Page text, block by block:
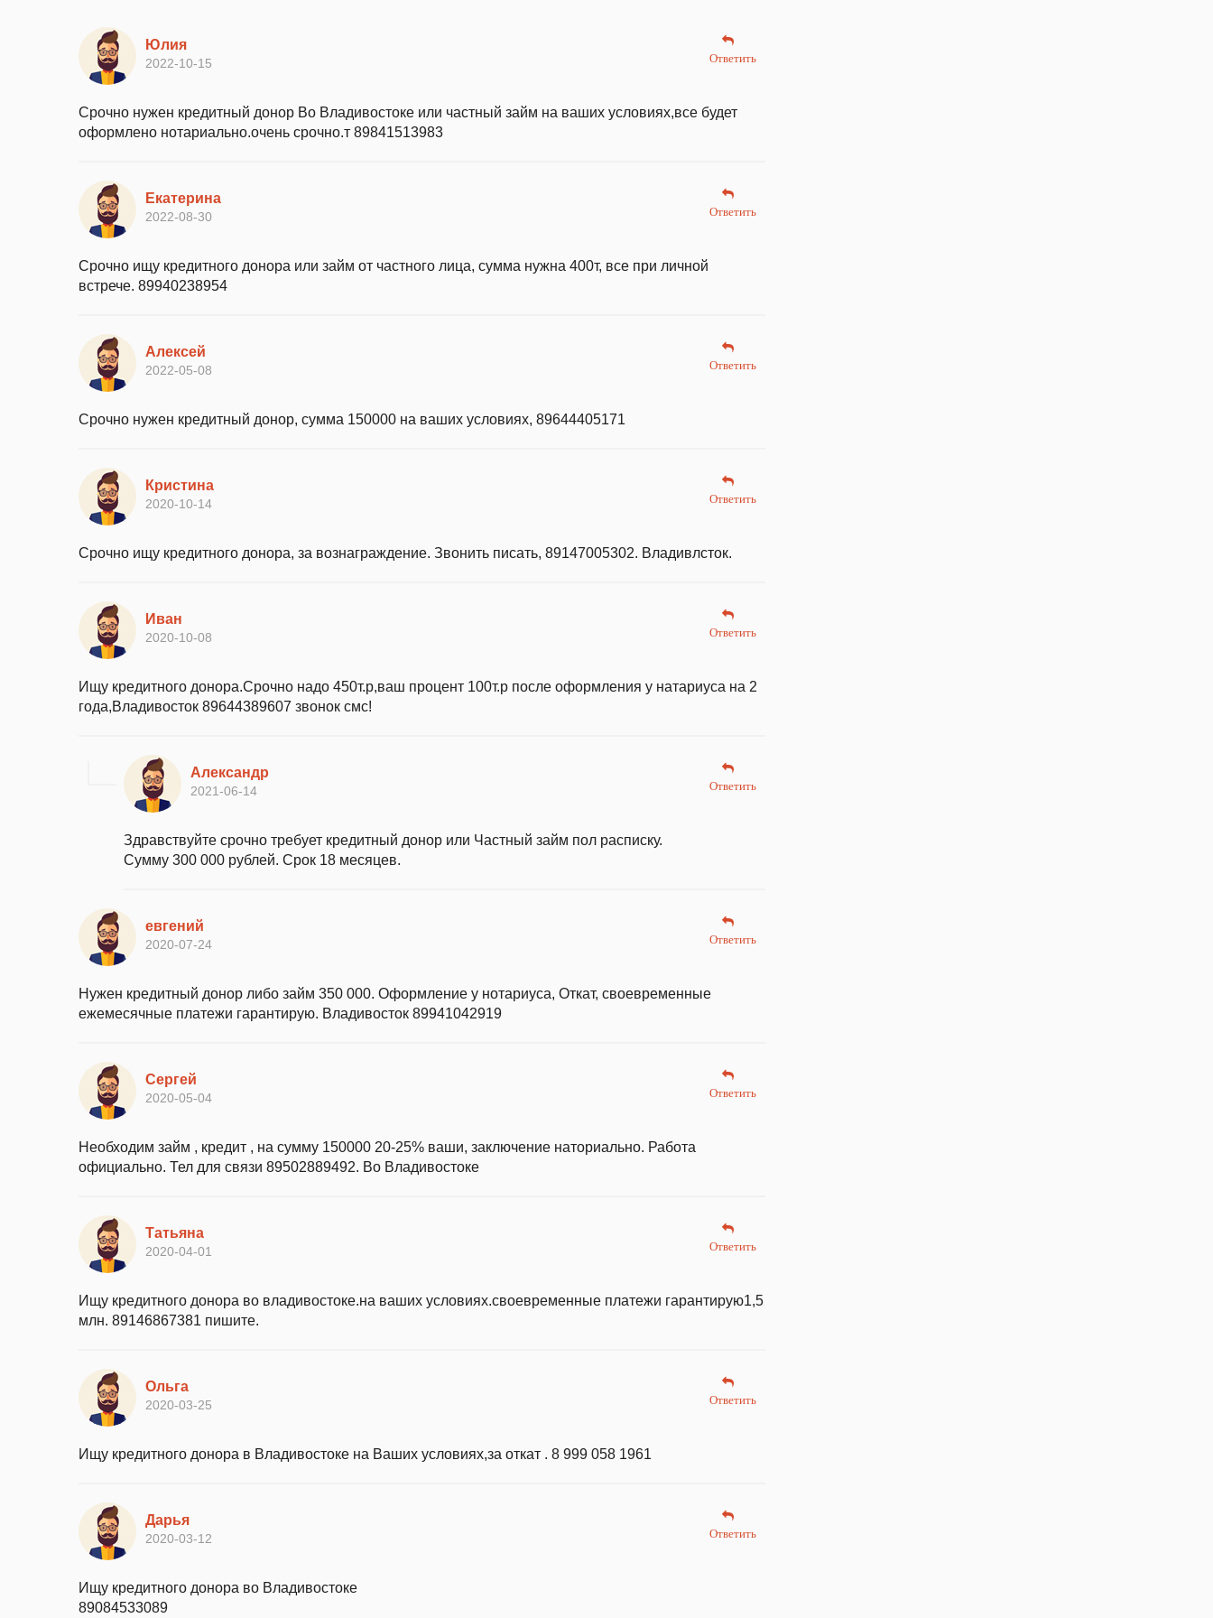
Юлия
2022-10-15 Ответить
Срочно нужен кредитный донор Во Владивостоке или частный займ на ваших условиях,все будет
оформлено нотариально.очень срочно.т 89841513983
Екатерина
2022-08-30 Ответить
Срочно ищу кредитного донора или займ от частного лица, сумма нужна 400т, все при личной
встрече. 89940238954
Алексей
2022-05-08 Ответить
Срочно нужен кредитный донор, сумма 150000 на ваших условиях, 89644405171
Кристина
2020-10-14 Ответить
Срочно ищу кредитного донора, за вознаграждение. Звонить писать, 89147005302. Владивлсток.
Иван
2020-10-08 Ответить
Ищу кредитного донора.Срочно надо 450т.р,ваш процент 100т.р после оформления у натариуса на 2
года,Владивосток 89644389607 звонок смс!
Александр
2021-06-14 Ответить
Здравствуйте срочно требует кредитный донор или Частный займ пол расписку.
Сумму 300 000 рублей. Срок 18 месяцев.
евгений
2020-07-24 Ответить
Нужен кредитный донор либо займ 350 000. Оформление у нотариуса, Откат, своевременные
ежемесячные платежи гарантирую. Владивосток 89941042919
Сергей
2020-05-04 Ответить
Необходим займ , кредит , на сумму 150000 20-25% ваши, заключение наториально. Работа
официально. Тел для связи 89502889492. Во Владивостоке
Татьяна
2020-04-01 Ответить
Ищу кредитного донора во владивостоке.на ваших условиях.своевременные платежи гарантирую1,5
млн. 89146867381 пишите.
Ольга
2020-03-25 Ответить
Ищу кредитного донора в Владивостоке на Ваших условиях,за откат . 8 999 058 1961
Дарья
2020-03-12 Ответить
Ищу кредитного донора во Владивостоке
89084533089